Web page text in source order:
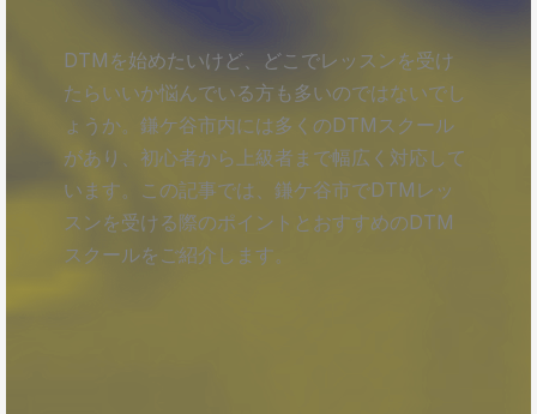
DTMを始めたいけど、どこでレッスンを受け
たらいいか悩んでいる方も多いのではないでし
ょうか。鎌ケ谷市内には多くのDTMスクール
があり、初心者から上級者まで幅広く対応して
います。この記事では、鎌ケ谷市でDTMレッ
スンを受ける際のポイントとおすすめのDTM
スクールをご紹介します。